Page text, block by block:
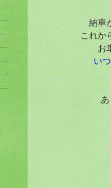
納車
これか
お
い